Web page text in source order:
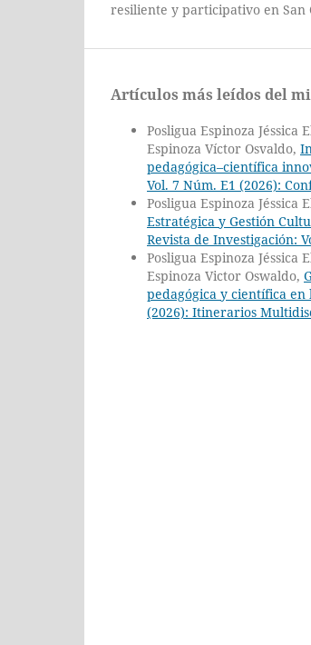
resiliente y participativo en San
Artículos más leídos del
Posligua Espinoza Jéssica
Espinoza Víctor Osvaldo,
pedagógica–científica
Vol. 7 Núm. E1 (2026):
Posligua Espinoza
Estratégica y Gestión
Revista de Investigación:
Posligua Espinoza Jéssica
Espinoza Victor Oswaldo,
pedagógica y científica
(2026): Itinerarios